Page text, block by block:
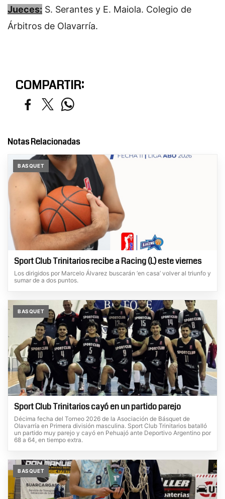
Jueces: S. Serantes y E. Maiola. Colegio de
Árbitros de Olavarría.
COMPARTIR:
Notas Relacionadas
BASQUET
Sport Club Trinitarios recibe a Racing (L) este viernes
Los dirigidos por Marcelo Álvarez buscarán ‘en casa’ volver al triunfo y
sumar de a dos puntos.
BASQUET
Sport Club Trinitarios cayó en un partido parejo
Décima fecha del Torneo 2026 de la Asociación de Básquet de
Olavarría en Primera división masculina. Sport Club Trinitarios batalló
un partido muy parejo y cayó en Pehuajó ante Deportivo Argentino por
68 a 64, en tiempo extra.
BASQUET